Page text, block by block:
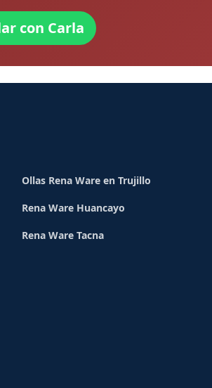
con Carla
Ollas Rena Ware en Trujillo
Rena Ware Huancayo
Rena Ware Tacna